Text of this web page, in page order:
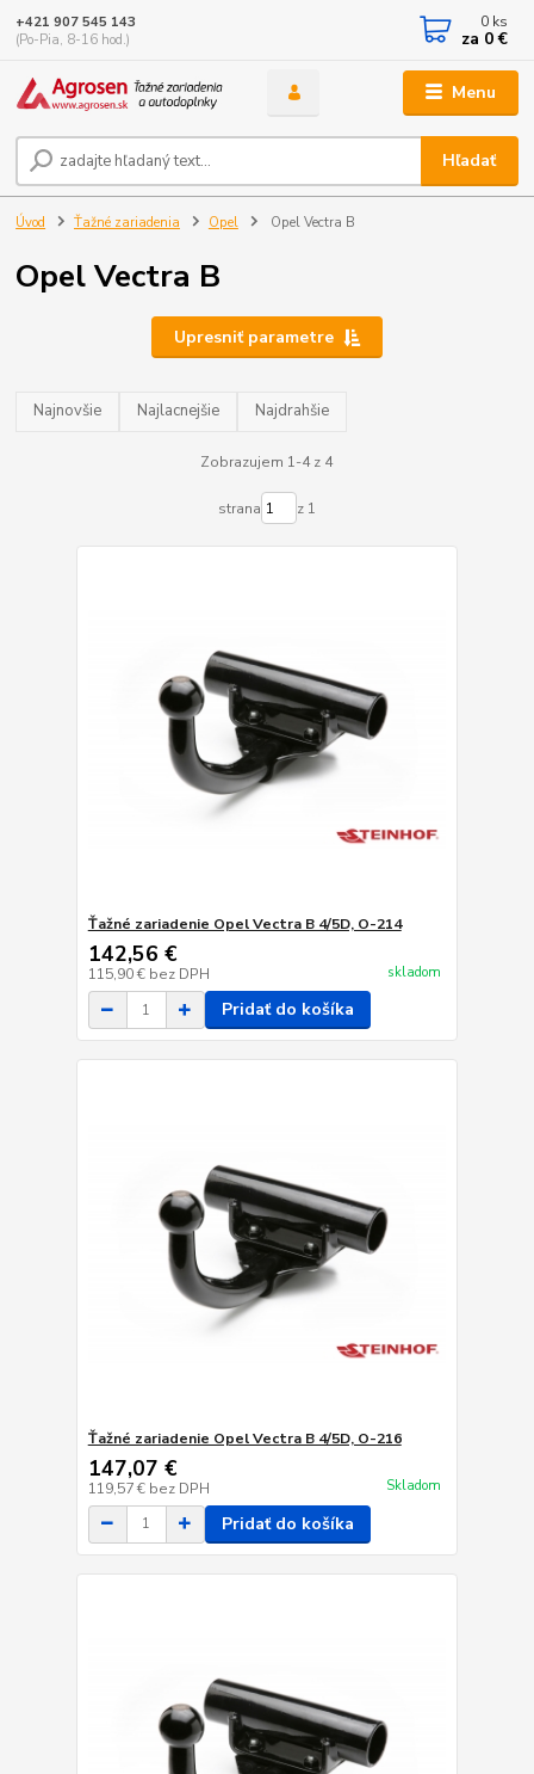
Menu
Hľadať
+421 907 545 143
(Po-Pia, 8-16 hod.)
0 ks
za 0 €
Úvod Ťažné zariadenia Opel Opel Vectra B
Opel Vectra B
Upresniť parametre
Najnovšie Najlacnejšie Najdrahšie
Zobrazujem 1-4 z 4
strana z 1
Ťažné zariadenie Opel Vectra B 4/5D, O-214
142,56 €
115,90 € bez DPH skladom
Pridať do košíka
Ťažné zariadenie Opel Vectra B 4/5D, O-216
147,07 €
119,57 € bez DPH Skladom
Pridať do košíka